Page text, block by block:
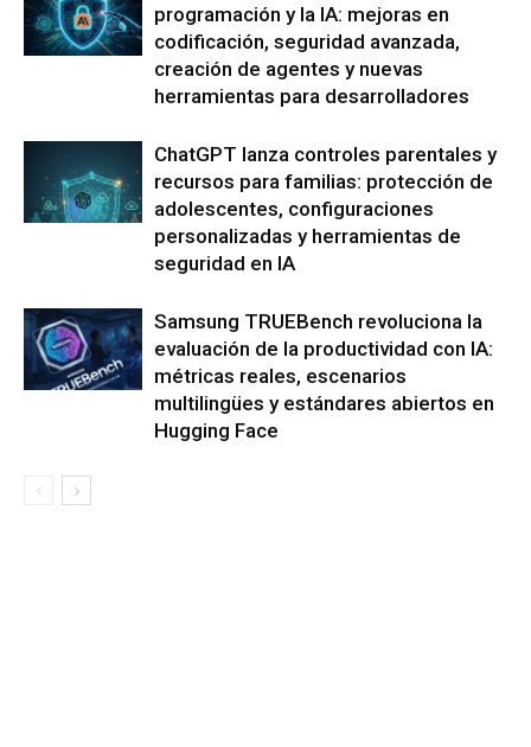
programación y la IA: mejoras en
codificación, seguridad avanzada,
creación de agentes y nuevas
herramientas para desarrolladores
ChatGPT lanza controles parentales y
recursos para familias: protección de
adolescentes, configuraciones
personalizadas y herramientas de
seguridad en IA
Samsung TRUEBench revoluciona la
evaluación de la productividad con IA:
métricas reales, escenarios
multilingües y estándares abiertos en
Hugging Face